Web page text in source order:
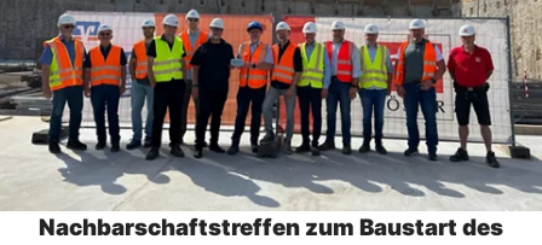
Nachbarschaftstreffen zum Baustart des